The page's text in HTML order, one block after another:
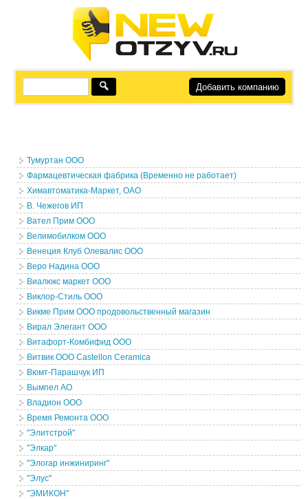
Добавить компанию
Тумуртан ООО
Фармацевтическая фабрика (Временно не работает)
Химавтоматика-Маркет, ОАО
В. Чежегов ИП
Вател Прим ООО
Велимобилком ООО
Венеция Клуб Олевалис ООО
Веро Надина ООО
Виалюкс маркет ООО
Виклор-Стиль ООО
Викме Прим ООО продовольственный магазин
Вирал Элегант ООО
Витафорт-Комбифид ООО
Витвик ООО Castellon Ceramica
Вюмт-Парашчук ИП
Вымпел АО
Владион ООО
Время Ремонта ООО
"Элитстрой"
"Элкар"
"Элогар инжиниринг"
"Элус"
"ЭМИКОН"